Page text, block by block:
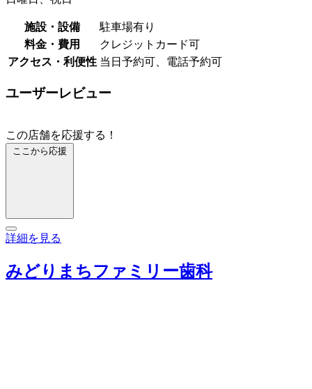
施設・設備
駐車場有り
料金・費用
クレジットカード可
アクセス・利便性 当日予約可、電話予約可
ユーザーレビュー
この店舗を応援する！
ここから応援
詳細を見る
みどりまちファミリー歯科